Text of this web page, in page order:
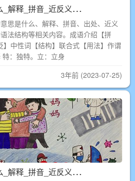
特
立独行的意思是什么_解释_拼音_近反义词_出处
思是什么、解释、拼音、出处、近义
法结构等相关内容。成语介绍【拼
中性词【结构】联合式【用法】作谓
：独特。立：立身
3年前 (2023-07-25)
食
古不化的意思是什么_解释_拼音_近反义词_出处